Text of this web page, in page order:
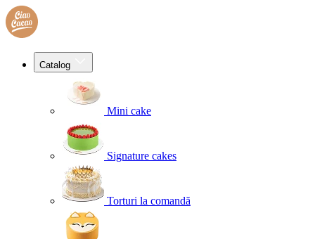
Catalog
Mini cake
Signature cakes
Torturi la comandă